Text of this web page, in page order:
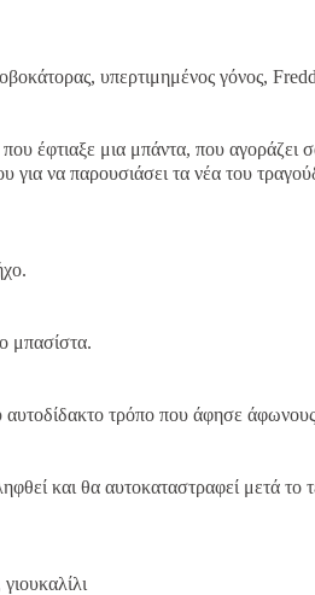
υπερτιμημένος γόνος,
έφτιαξε μια μπάντα, που αγοράζει
να παρουσιάσει τα νέα του
μπασίστα.
τρόπο που άφησε
και θα αυτοκαταστραφεί μετά το